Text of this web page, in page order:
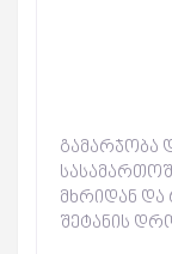
გამარჯობა
მხრიდან და
შეტანის